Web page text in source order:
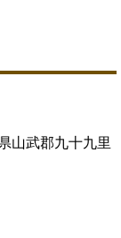
山武郡九十九里